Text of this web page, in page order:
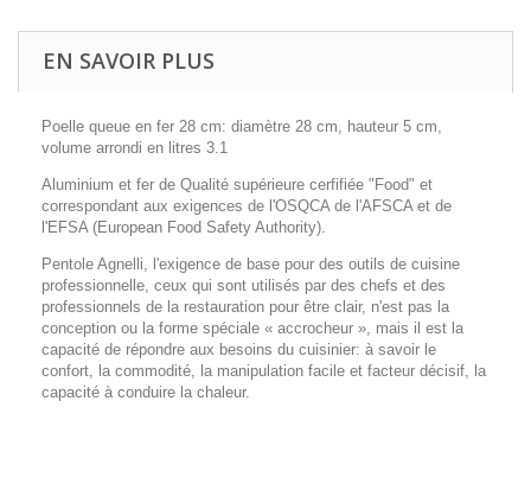
EN SAVOIR PLUS
Poelle queue en fer 28 cm: diamètre 28 cm, hauteur 5 cm,
volume arrondi en litres 3.1
Aluminium et fer de Qualité supérieure cerfifiée "Food" et
correspondant aux exigences de l'OSQCA de l'AFSCA et de
l'EFSA (European Food Safety Authority).
Pentole Agnelli, l'exigence de base pour des outils de cuisine
professionnelle, ceux qui sont utilisés par des chefs et des
professionnels de la restauration pour être clair, n'est pas la
conception ou la forme spéciale « accrocheur », mais il est la
capacité de répondre aux besoins du cuisinier: à savoir le
confort, la commodité, la manipulation facile et facteur décisif, la
capacité à conduire la chaleur.